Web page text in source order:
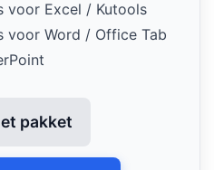
voor Excel / Kutools
voor Word / Office Tab
pakket